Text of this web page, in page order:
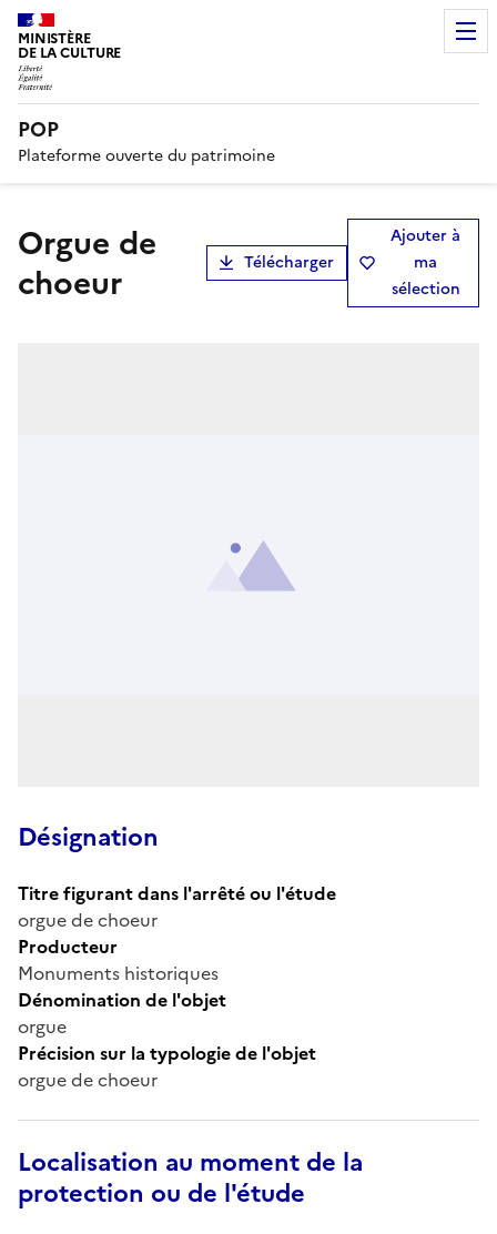
MINISTÈRE
DE LA CULTURE
POP
Plateforme ouverte du patrimoine
orgue de
choeur
Télécharger
Ajouter à
ma
sélection
Désignation
Titre figurant dans l'arrêté ou l'étude
orgue de choeur
Producteur
Monuments historiques
Dénomination de l'objet
orgue
Précision sur la typologie de l'objet
orgue de choeur
Localisation au moment de la
protection ou de l'étude